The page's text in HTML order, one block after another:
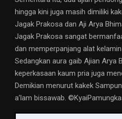
hingga kini juga masih dimiliki
Jagak Prakosa dan Aji Arya
Jagak Prakosa sangat
dan memperpanjang alat
Sedangkan aura gaib Ajian Arya
keperkasaan kaum pria juga
Demikian menurut kakek
a’lam bissawab.